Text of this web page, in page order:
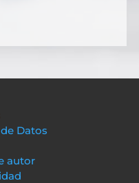
Datos
autor